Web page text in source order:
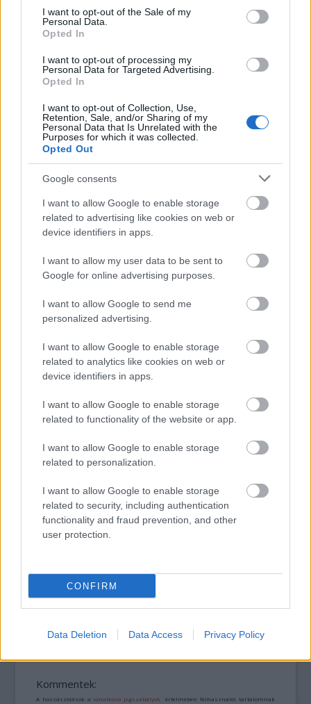
consent section.
I want to opt-out of the Sale of my
Personal Data.
Opted In
I want to opt-out of processing my
Personal Data for Targeted Advertising.
Opted In
I want to opt-out of Collection, Use,
Retention, Sale, and/or Sharing of my
Personal Data that Is Unrelated with the
Purposes for which it was collected.
Opted Out
Google consents
I want to allow Google to enable storage
related to advertising like cookies on web or
device identifiers in apps.
I want to allow my user data to be sent to
Google for online advertising purposes.
I want to allow Google to send me
personalized advertising.
I want to allow Google to enable storage
related to analytics like cookies on web or
device identifiers in apps.
I want to allow Google to enable storage
related to functionality of the website or app.
I want to allow Google to enable storage
related to personalization.
I want to allow Google to enable storage
related to security, including authentication
functionality and fraud prevention, and other
user protection.
CONFIRM
Data Deletion Data Access Privacy Policy
személyiségeket, korszakokat mindig
pontosan jelölve az adott fejezetben a
forrásmunkákat.
Melyekből nincs kevés. Hahner Péter több
mint 250 könyvre támaszkodik, továbbá a
lehető legfrissebb kutatásokra, tévhitoszlató,
"korkorrektor" történészkollégái
eredményeire.
VARÁZSLATOS KALAND SZÍNEZI A NYARALÁST
LÉTEZIK GYÓGYÍTÓ MÚZEUM?!
DALOKBÓL SZŐTT TÖRTÉNELEM – MEGJELENT A
Kommentek:
A hozzászólások avonatkozó jogszabályok értelmében felhasználói tartalomnak